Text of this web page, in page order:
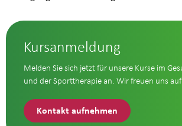
Kursanmeldung
Melden Sie sich jetzt für unsere Kurse im
und der Sporttherapie an. Wir freuen uns auf
Kontakt aufnehmen